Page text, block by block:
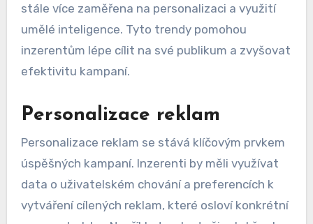
stále více zaměřena na personalizaci a využití
umělé inteligence. Tyto trendy pomohou
inzerentům lépe cílit na své publikum a zvyšovat
efektivitu kampaní.
Personalizace reklam
Personalizace reklam se stává klíčovým prvkem
úspěšných kampaní. Inzerenti by měli využívat
data o uživatelském chování a preferencích k
vytváření cílených reklam, které osloví konkrétní